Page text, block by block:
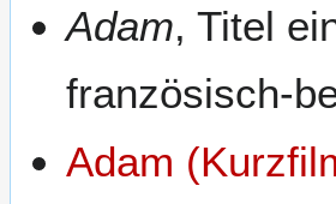
Adam, Titel
französisch-
Adam